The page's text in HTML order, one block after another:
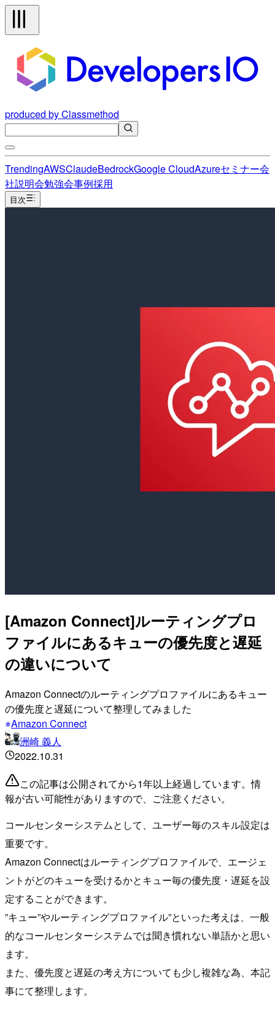
produced by Classmethod
TrendingAWSClaudeBedrockGoogle CloudAzureセミナー会
社説明会勉強会事例採用
目次
[Amazon Connect]ルーティングプロ
ファイルにあるキューの優先度と遅延
の違いについて
Amazon Connectのルーティングプロファイルにあるキュー
の優先度と遅延について整理してみました
Amazon Connect
洲崎 義人
2022.10.31
この記事は公開されてから1年以上経過しています。情
報が古い可能性がありますので、ご注意ください。
コールセンターシステムとして、ユーザー毎のスキル設定は
重要です。
Amazon Connectはルーティングプロファイルで、エージェ
ントがどのキューを受けるかとキュー毎の優先度・遅延を設
定することができます。
”キュー”やルーティングプロファイル”といった考えは、一般
的なコールセンターシステムでは聞き慣れない単語かと思い
ます。
また、優先度と遅延の考え方についても少し複雑な為、本記
事にて整理します。